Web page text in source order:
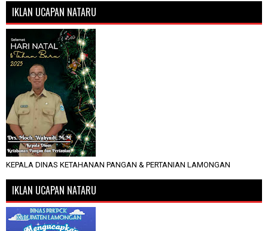
IKLAN UCAPAN NATARU
KEPALA DINAS KETAHANAN PANGAN & PERTANIAN LAMONGAN
IKLAN UCAPAN NATARU